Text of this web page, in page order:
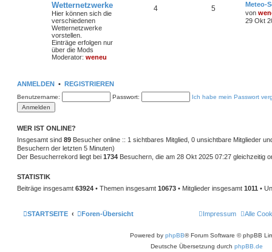
Wetternetzwerke
Hier können sich die
verschiedenen
Wetternetzwerke
vorstellen.
Einträge erfolgen nur
über die Mods
Moderator: weneu
4 5
Meteo-
von
29 Okt
ANMELDEN • REGISTRIEREN
Benutzername: Passwort: Ich habe mein Passwort
WER IST ONLINE?
Insgesamt sind 89 Besucher online :: 1 sichtbares Mitglied, 0 unsichtbare Mitglieder
Besuchern der letzten 5 Minuten)
Der Besucherrekord liegt bei 1734 Besuchern, die am 28 Okt 2025 07:27 gleichzeitig
STATISTIK
Beiträge insgesamt 63924 • Themen insgesamt 10673 • Mitglieder insgesamt 1011 •
STARTSEITE Foren-Übersicht Alle
Impressum
Powered by phpBB® Forum Software © phpBB
Deutsche Übersetzung durch phpBB.de